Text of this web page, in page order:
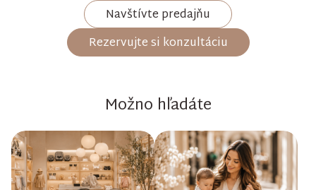
Navštívte predajňu
Rezervujte si konzultáciu
Možno hľadáte